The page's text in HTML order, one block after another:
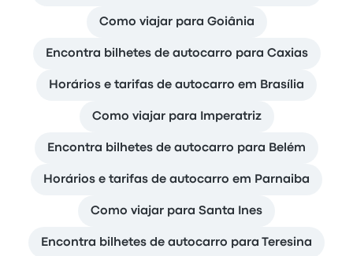
Como viajar para Goiânia
Encontra bilhetes de autocarro para Caxias
Horários e tarifas de autocarro em Brasília
Como viajar para Imperatriz
Encontra bilhetes de autocarro para Belém
Horários e tarifas de autocarro em Parnaiba
Como viajar para Santa Ines
Encontra bilhetes de autocarro para Teresina